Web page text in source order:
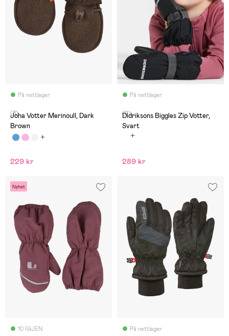
På nettlager
(3)
Joha Votter Merinoull, Dark
Brown
229 kr
På nettlager
(9)
Didriksons Biggles Zip Votter,
Svart
289 kr
Nyhet
10 IGJEN På nettlager